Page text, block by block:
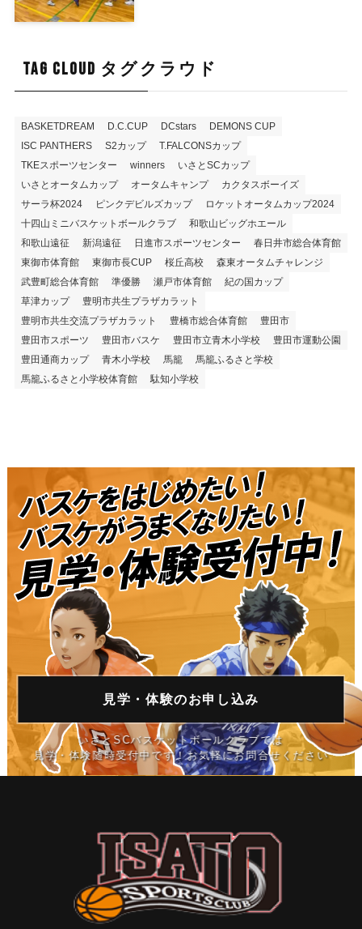
TAG CLOUD タグクラウド
BASKETDREAM D.C.CUP DCstars
DEMONS CUP
ISC PANTHERS
S2カップ
T.FALCONSカップ
TKEスポーツセンター
winners
いさとSCカップ
いさとオータムカップ
オータムキャンプ
カクタスボーイズ
サーラ杯2024
ピンクデビルズカップ
ロケットオータムカップ2024
十四山ミニバスケットボールクラブ
和歌山ビッグホエール
和歌山遠征
新潟遠征 日進市スポーツセンター
春日井市総合体育館
東御市体育館
東御市長CUP 桜丘高校
森東オータムチャレンジ
武豊町総合体育館
準優勝 瀬戸市体育館
紀の国カップ
草津カップ
豊明市共生プラザカラット
豊明市共生交流プラザカラット
豊橋市総合体育館
豊田市
豊田市スポーツ
豊田市バスケ 豊田市立青木小学校
豊田市運動公園
豊田通商カップ
青木小学校 馬籠
馬籠ふるさと学校
馬籠ふるさと小学校体育館
駄知小学校
見学・体験のお申し込み
いさとSCバスケットボールクラブでは
見学・体験随時受付中です！お気軽にお問合せください